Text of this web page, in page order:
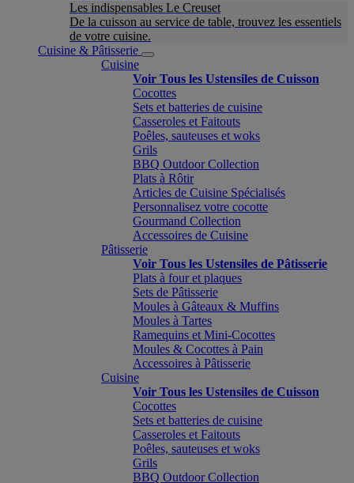
Les indispensables Le Creuset
De la cuisson au service de table, trouvez les essentiels
de votre cuisine.
Cuisine & Pâtisserie
Cuisine
Voir Tous les Ustensiles de Cuisson
Cocottes
Sets et batteries de cuisine
Casseroles et Faitouts
Poêles, sauteuses et woks
Grils
BBQ Outdoor Collection
Plats à Rôtir
Articles de Cuisine Spécialisés
Personnalisez votre cocotte
Gourmand Collection
Accessoires de Cuisine
Pâtisserie
Voir Tous les Ustensiles de Pâtisserie
Plats à four et plaques
Sets de Pâtisserie
Moules à Gâteaux & Muffins
Moules à Tartes
Ramequins et Mini-Cocottes
Moules & Cocottes à Pain
Accessoires à Pâtisserie
Cuisine
Voir Tous les Ustensiles de Cuisson
Cocottes
Sets et batteries de cuisine
Casseroles et Faitouts
Poêles, sauteuses et woks
Grils
BBQ Outdoor Collection